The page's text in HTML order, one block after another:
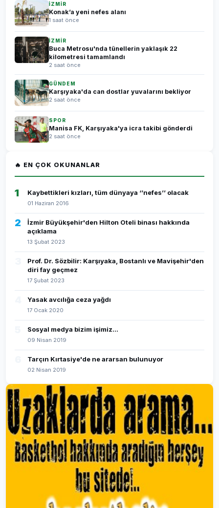
İZMİR
Konak’a yeni nefes alanı
1 saat önce
İZMİR
Buca Metrosu'nda tünellerin yaklaşık 22
kilometresi tamamlandı
2 saat önce
GÜNDEM
Karşıyaka'da can dostlar yuvalarını bekliyor
2 saat önce
SPOR
Manisa FK, Karşıyaka'ya icra takibi gönderdi
2 saat önce
🔥 EN ÇOK OKUNANLAR
1 Kaybettikleri kızları, tüm dünyaya ‘’nefes’’ olacak
01 Haziran 2016
2
İzmir Büyükşehir'den Hilton Oteli binası hakkında
açıklama
13 Şubat 2023
Prof. Dr. Sözbilir: Karşıyaka, Bostanlı ve Mavişehir'den
diri fay geçmez
17 Şubat 2023
Yasak avcılığa ceza yağdı
17 Ocak 2020
Sosyal medya bizim işimiz...
09 Nisan 2019
Tarçın Kırtasiye'de ne ararsan bulunuyor
02 Nisan 2019